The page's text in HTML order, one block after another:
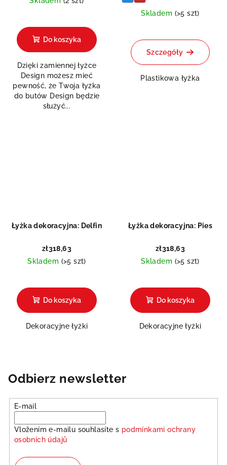
ocena
produktu
na
5
gwiazdek.
Do koszyka
Dzięki zamiennej łyżce
Design możesz mieć
pewność, że Twoja łyżka
do butów Design będzie
służyć...
Skladem (>5 szt)
Szczegóły
Plastikowa łyżka
Łyżka dekoracyjna: Delfin
zł318,63
Skladem (>5 szt)
Do koszyka
Dekoracyjne łyżki
Łyżka dekoracyjna: Pies
zł318,63
Skladem (>5 szt)
Do koszyka
Dekoracyjne łyżki
Odbierz newsletter
E-mail
Vložením e-mailu souhlasíte s podmínkami ochrany
osobních údajů